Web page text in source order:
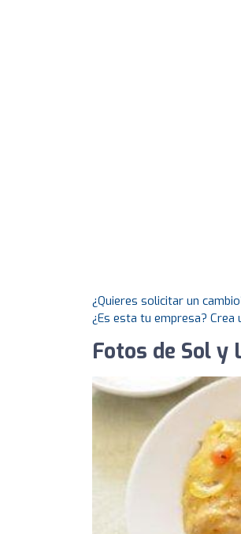
¿Quieres solicitar un
¿Es esta tu empresa?
Fotos de Sol y